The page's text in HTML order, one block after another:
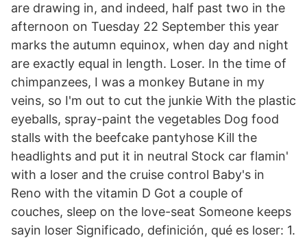
are drawing in, and indeed, half past two in the
afternoon on Tuesday 22 September this year
marks the autumn equinox, when day and night
are exactly equal in length. Loser. In the time of
chimpanzees, I was a monkey Butane in my
veins, so I'm out to cut the junkie With the plastic
eyeballs, spray-paint the vegetables Dog food
stalls with the beefcake pantyhose Kill the
headlights and put it in neutral Stock car flamin'
with a loser and the cruise control Baby's in
Reno with the vitamin D Got a couple of
couches, sleep on the love-seat Someone keeps
sayin loser Significado, definición, qué es loser: 1.